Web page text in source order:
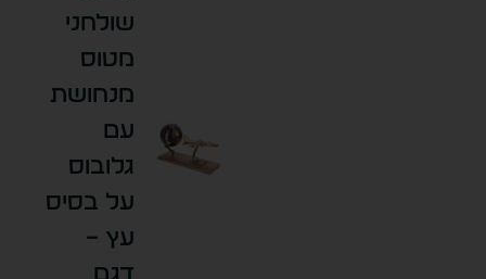
שולחני
מטוס
מנחושת
עם
גלובוס
על בסיס
עץ –
דגם